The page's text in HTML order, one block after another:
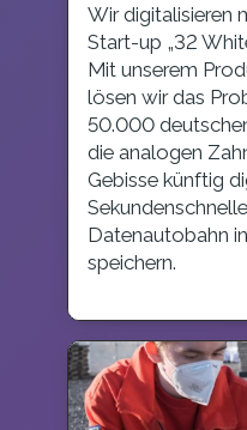
Wir digitalisieren
Start-up „32
Mit unserem
lösen wir das
50.000
die analogen
Gebisse künftig
Datenautobahn
speichern.